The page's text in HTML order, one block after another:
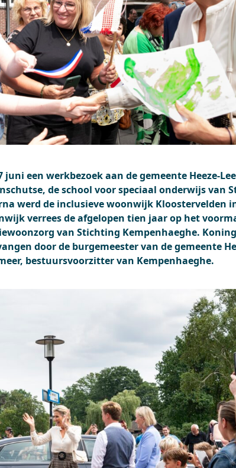
een werkbezoek aan de gemeente Heeze-
de school voor speciaal onderwijs van
werd de inclusieve woonwijk Kloostervelden
verrees de afgelopen tien jaar op het
van Stichting Kempenhaeghe.
door de burgemeester van de gemeente
bestuursvoorzitter van Kempenhaeghe.